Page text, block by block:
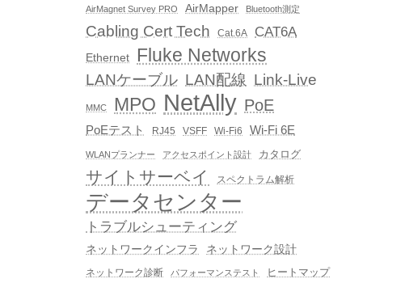
AirMagnet Survey PRO AirMapper Bluetooth測定
Cabling Cert Tech Cat.6A CAT6A
Ethernet Fluke Networks
LANケーブル LAN配線 Link-Live
MMC MPO NetAlly PoE
PoEテスト RJ45 VSFF Wi-Fi6 Wi-Fi 6E
WLANプランナー アクセスポイント設計 カタログ
サイトサーベイ スペクトラム解析
データセンター
トラブルシューティング
ネットワークインフラ ネットワーク設計
ネットワーク診断 パフォーマンステスト ヒートマップ